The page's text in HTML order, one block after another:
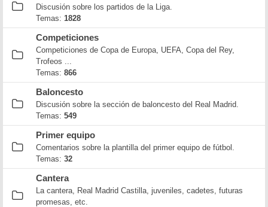
Discusión sobre los partidos de la Liga.
Temas: 1828
Competiciones
Competiciones de Copa de Europa, UEFA, Copa del Rey,
Trofeos ...
Temas: 866
Baloncesto
Discusión sobre la sección de baloncesto del Real Madrid.
Temas: 549
Primer equipo
Comentarios sobre la plantilla del primer equipo de fútbol.
Temas: 32
Cantera
La cantera, Real Madrid Castilla, juveniles, cadetes, futuras
promesas, etc.